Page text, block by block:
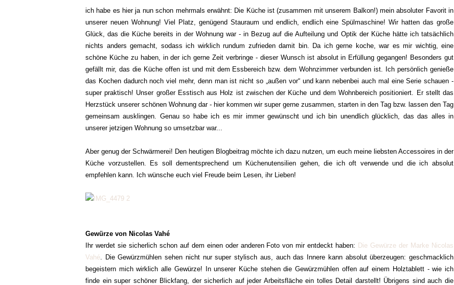
ich habe es hier ja nun schon mehrmals erwähnt: Die Küche ist (zusammen mit unserem Balkon!) mein absoluter Favorit in
unserer neuen Wohnung! Viel Platz, genügend Stauraum und endlich, endlich eine Spülmaschine! Wir hatten das große
Glück, das die Küche bereits in der Wohnung war - in Bezug auf die Aufteilung und Optik der Küche hätte ich tatsächlich
nichts anders gemacht, sodass ich wirklich rundum zufrieden damit bin. Da ich gerne koche, war es mir wichtig, eine
schöne Küche zu haben, in der ich gerne Zeit verbringe - dieser Wunsch ist absolut in Erfüllung gegangen! Besonders gut
gefällt mir, das die Küche offen ist und mit dem Essbereich bzw. dem Wohnzimmer verbunden ist. Ich persönlich genieße
das Kochen dadurch noch viel mehr, denn man ist nicht so „außen vor“ und kann nebenbei auch mal eine Serie schauen -
super praktisch! Unser großer Esstisch aus Holz ist zwischen der Küche und dem Wohnbereich positioniert. Er stellt das
Herzstück unserer schönen Wohnung dar - hier kommen wir super gerne zusammen, starten in den Tag bzw. lassen den Tag
gemeinsam ausklingen. Genau so habe ich es mir immer gewünscht und ich bin unendlich glücklich, das das alles in
unserer jetzigen Wohnung so umsetzbar war...
Aber genug der Schwärmerei! Den heutigen Blogbeitrag möchte ich dazu nutzen, um euch meine liebsten Accessoires in der
Küche vorzustellen. Es soll dementsprechend um Küchenutensilien gehen, die ich oft verwende und die ich absolut
empfehlen kann. Ich wünsche euch viel Freude beim Lesen, ihr Lieben!
Gewürze von Nicolas Vahé
Ihr werdet sie sicherlich schon auf dem einen oder anderen Foto von mir entdeckt haben: Die Gewürze der Marke Nicolas
Vahé. Die Gewürzmühlen sehen nicht nur super stylisch aus, auch das Innere kann absolut überzeugen: geschmacklich
begeistern mich wirklich alle Gewürze! In unserer Küche stehen die Gewürzmühlen offen auf einem Holztablett - wie ich
finde ein super schöner Blickfang, der sicherlich auf jeder Arbeitsfläche ein tolles Detail darstellt! Übrigens sind auch die